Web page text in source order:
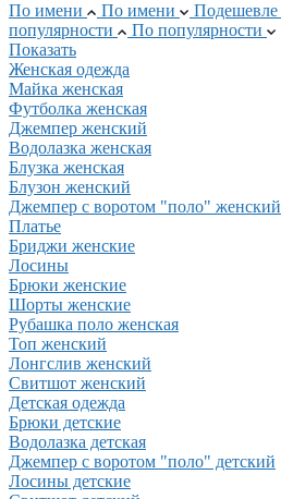
По имени По имени Подешевле
популярности
По популярности
Показать
Женская одежда
Майка женская
Футболка женская
Джемпер женский
Водолазка женская
Блузка женская
Блузон женский
Джемпер с воротом "поло" женский
Платье
Бриджи женские
Лосины
Брюки женские
Шорты женские
Рубашка поло женская
Топ женский
Лонгслив женский
Свитшот женский
Детская одежда
Брюки детские
Водолазка детская
Джемпер с воротом "поло" детский
Лосины детские